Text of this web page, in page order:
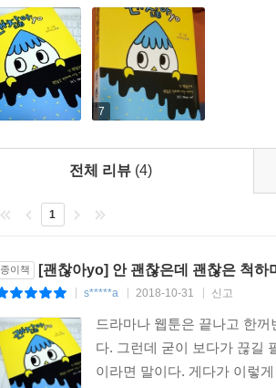
7
전체 리뷰 (4)
1
종이책 [괜찮아yo] 안 괜찮은데 괜찮은 척하
s*****a 2018-10-31 신고
드라마나 웹툰은 끝나고 한
다. 그런데 굳이 보다가 끊길
이라면 말이다. 게다가 이렇